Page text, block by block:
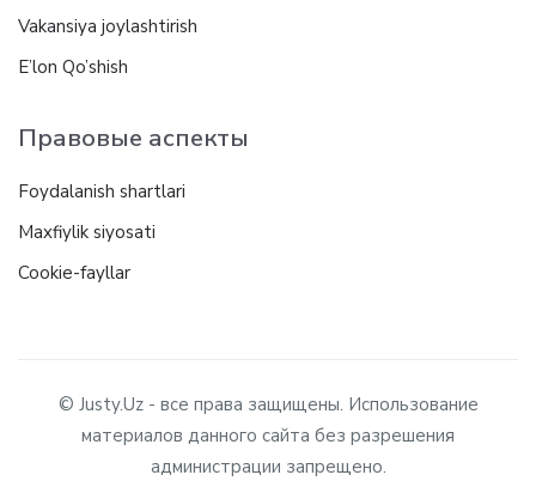
Vakansiya joylashtirish
E’lon Qo’shish
Правовые аспекты
Foydalanish shartlari
Maxfiylik siyosati
Cookie-fayllar
© Justy.Uz - все права защищены. Использование
материалов данного сайта без разрешения
администрации запрещено.